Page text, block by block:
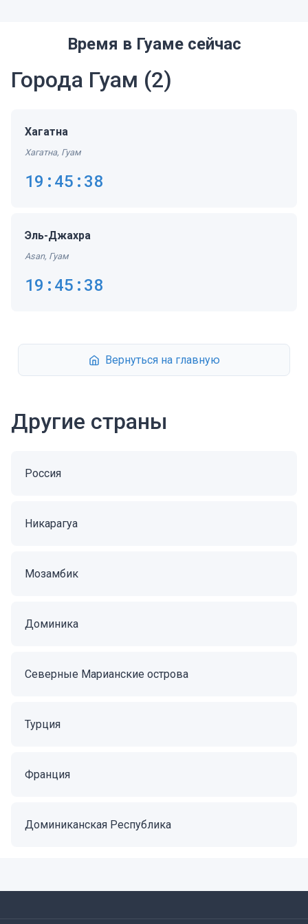
Время в Гуаме сейчас
Города Гуам (2)
Хагатна
Хагатна, Гуам
19:45:39
Эль-Джахра
Asan, Гуам
19:45:39
Вернуться на главную
Другие страны
Россия
Никарагуа
Мозамбик
Доминика
Северные Марианские острова
Турция
Франция
Доминиканская Республика